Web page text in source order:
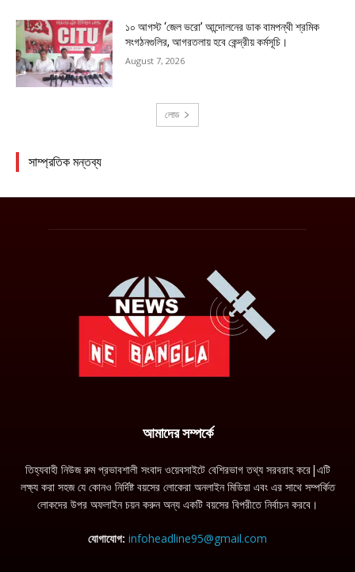
আমাদের সম্পর্কে
তিহ্যবাহী নিউজ রুম প্রভাবশালী সংবাদ ওয়েবসাইটে বেশিরভাগ তথ্য সরবরাহ করে|এটি
লক্ষ্য করা সহজ যে কোনও নির্দিষ্ট বয়সের লোকেরা অনলাইন মিডিয়া এবং এর সাথে সম্পর্কিত
লোকদের উপর অফলাইন চয়ন করুন অন্য একটি বয়সের বিপরীতে নির্বাচন করবে।
যোগাযোগ: infoheadline95@gmail.com